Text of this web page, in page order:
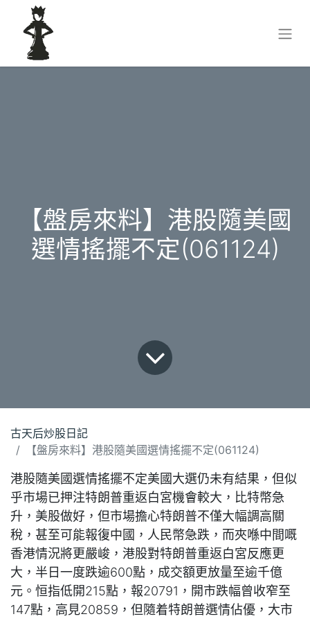
【盤房來料】港股隨美國
選情搖擺不定(061124)
古天后炒股日記
【盤房來料】港股隨美國選情搖擺不定(061124)
港股隨美國選情搖擺不定美國大選仍未有結果，但似
乎市場已押注特朗普重返白宮機會較大，比特幣急
升，美股做好，但市場擔心特朗普不僅大幅調高關
稅，甚至可能報復中國，人民幣急跌，而夾喺中間嘅
香港情況將更嚴峻，港股對特朗普重返白宮反應更
大，半日一度跌逾600點，成交額更放量至逾千億
元。恒指低開215點，報20791，開市跌幅曾收窄至
147點，高見20859，但隨着特朗普選情佔優，大市